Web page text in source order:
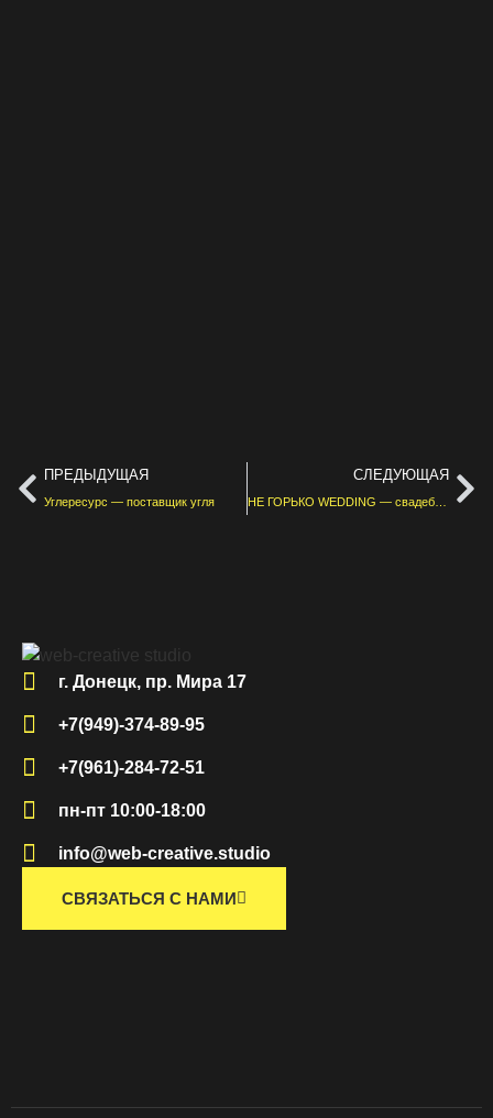
ПРЕДЫДУЩАЯ
Углересурс — поставщик угля
СЛЕДУЮЩАЯ
НЕ ГОРЬКО WEDDING — свадебное агентство
г. Донецк, пр. Мира 17
+7(949)-374-89-95
+7(961)-284-72-51
пн-пт 10:00-18:00
info@web-creative.studio
СВЯЗАТЬСЯ С НАМИ